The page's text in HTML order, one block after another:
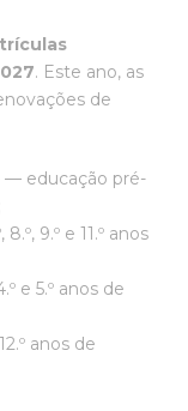
. Este ano, as
de
— educação pré-
8.º, 9.º e 11.º anos
e 5.º anos de
anos de